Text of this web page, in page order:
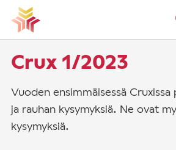
Vieritä
sisältöön
Etusivu
Crux 1/2023
Vuoden ensimmäisessä
ja rauhan kysymyksiä. Ne ovat
kysymyksiä.